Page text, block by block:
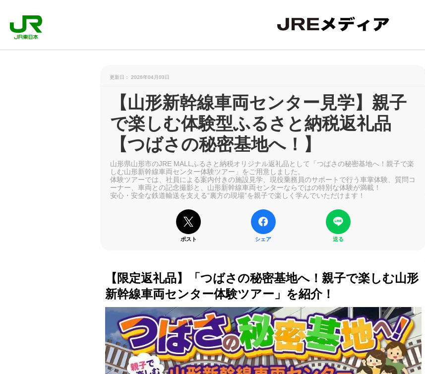
更新日： 2026年04月03日
【山形新幹線車両センター見学】親子
で楽しむ体験型ふるさと納税返礼品
【つばさの秘密基地へ！】
山形県山形市のJRE MALLふるさと納税オリジナル返礼品として「つばさの秘密基地へ！親子で楽
しむ山形新幹線車両センター体験ツアー」をご用意しました。
体験ツアーでは、社員による案内付きの施設見学、現役乗務員のサポートで行う車掌体験、質問コ
ーナー、車両との記念撮影と、山形新幹線車両センターならではの特別な体験が満載！
安心・安全な鉄道輸送を支える“裏方の現場”を親子で楽しく学んでいただけます！
ポスト シェア 送る
【限定返礼品】「つばさの秘密基地へ！親子で楽しむ山形
新幹線車両センター体験ツアー」を紹介！